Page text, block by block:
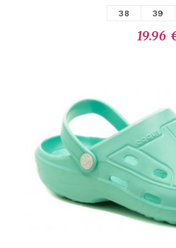
38 39
19.96